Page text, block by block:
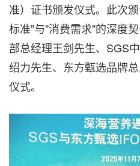
准）证书颁发仪式。此次
标准"与"消费需求"的深度契
部总经理王剑先生、SGS
绍力先生、东方甄选品牌
仪式。